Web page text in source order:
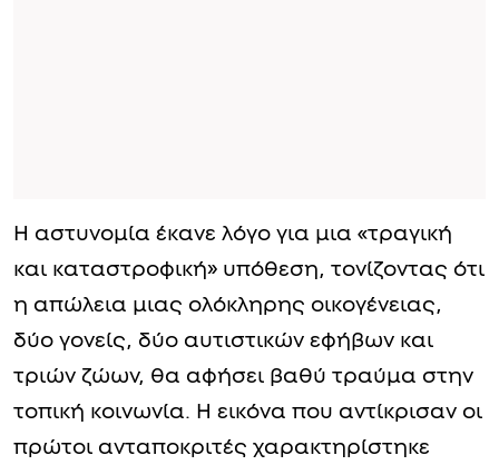
Η αστυνομία έκανε λόγο για μια «τραγική
και καταστροφική» υπόθεση, τονίζοντας ότι
η απώλεια μιας ολόκληρης οικογένειας,
δύο γονείς, δύο αυτιστικών εφήβων και
τριών ζώων, θα αφήσει βαθύ τραύμα στην
τοπική κοινωνία. Η εικόνα που αντίκρισαν οι
πρώτοι ανταποκριτές χαρακτηρίστηκε